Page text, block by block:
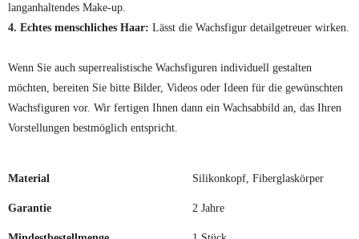
langanhaltendes Make-up.
4. Echtes menschliches Haar: Lässt die Wachsfigur detailgetreuer wirken.
Wenn Sie auch superrealistische Wachsfiguren individuell gestalten
möchten, bereiten Sie bitte Bilder, Videos oder Ideen für die gewünschten
Wachsfiguren vor. Wir fertigen Ihnen dann ein Wachsabbild an, das Ihren
Vorstellungen bestmöglich entspricht.
Material Silikonkopf, Fiberglaskörper
Garantie 2 Jahre